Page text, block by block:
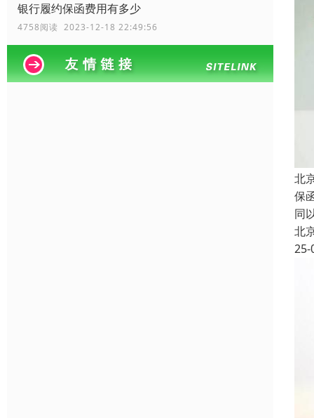
银行履约保函费用有多少
4758阅读 2023-12-18 22:49:56
北
保
同
北
25-